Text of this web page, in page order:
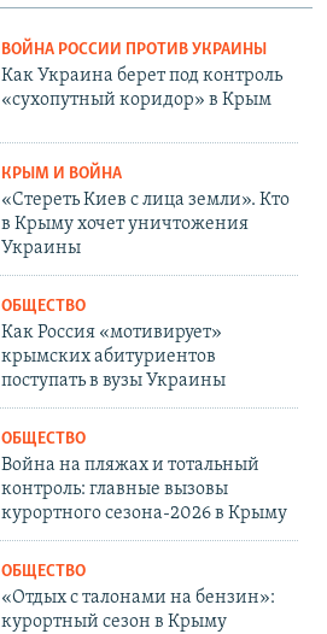
ВОЙНА РОССИИ ПРОТИВ УКРАИНЫ
Как Украина берет под контроль
«сухопутный коридор» в Крым
КРЫМ И ВОЙНА
«Стереть Киев с лица земли». Кто
в Крыму хочет уничтожения
Украины
ОБЩЕСТВО
Как Россия «мотивирует»
крымских абитуриентов
поступать в вузы Украины
ОБЩЕСТВО
Война на пляжах и тотальный
контроль: главные вызовы
курортного сезона-2026 в Крыму
ОБЩЕСТВО
«Отдых с талонами на бензин»:
курортный сезон в Крыму